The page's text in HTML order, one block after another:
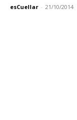
esCuellar - 21/10/2014